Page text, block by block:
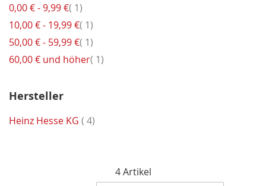
4Artikel
0,00 €-9,99 € 1Artikel
10,00 €- 19,99 € 1Artikel
50,00 €- 59,99 € 1Artikel
60,00 € und höher 1Artikel
Hersteller
Heinz Hesse KG 4Artikel